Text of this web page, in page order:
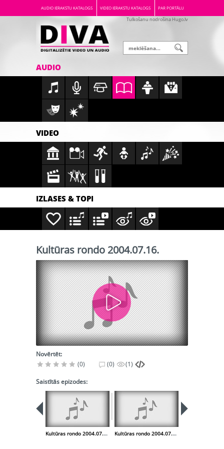
AUDIO IERAKSTU KATALOGS VIDEO IERAKSTU KATALOGS PAR PORTĀLU
Tulkošanu nodrošina Hugo.lv
AUDIO
VIDEO
IZLASES & TOPI
Kultūras rondo 2004.07.16.
Novērtēt:
(0)
(0) (1)
Saistītās epizodes:
Kultūras rondo 2004.07.16. Kultūras rondo 2004.07.19.